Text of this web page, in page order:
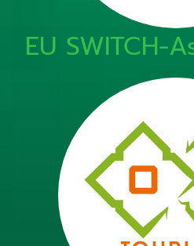
EU SWITCH-